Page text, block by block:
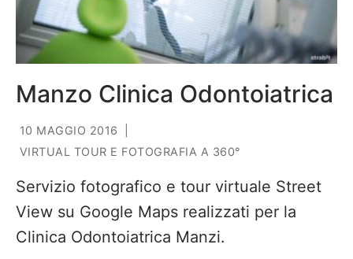
Manzo Clinica Odontoiatrica
10 MAGGIO 2016
VIRTUAL TOUR E FOTOGRAFIA A 360°
Servizio fotografico e tour virtuale Street
View su Google Maps realizzati per la
Clinica Odontoiatrica Manzi.